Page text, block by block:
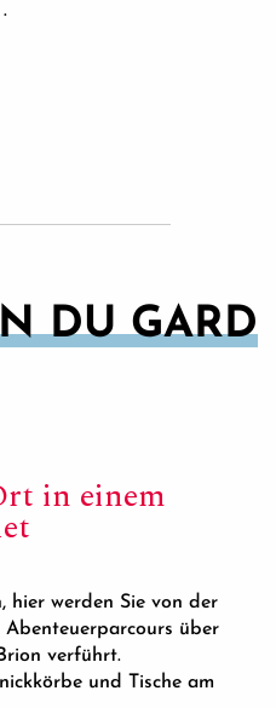
.
DU GARD
in einem
hier werden Sie von der
Abenteuerparcours über
verführt.
und Tische am